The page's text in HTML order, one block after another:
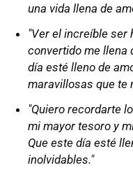
una vida llena de
"Ver el increíble ser
convertido me llena
día esté lleno de
maravillosas que te
"Quiero recordarte
mi mayor tesoro y
Que este día esté
inolvidables."